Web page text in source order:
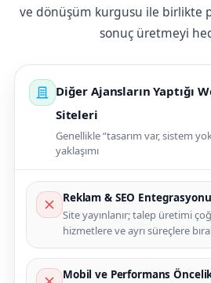
ve dönüşüm kurgusu ile birlikte
sonuç üretmeyi
Diğer Ajansların Yaptığı
Siteleri
Genellikle “tasarım var, sistem
yaklaşımı
Reklam & SEO
Site yayınlanır; talep üretimi
hizmetlere ve ayrı süreçlere
Mobil ve Performans